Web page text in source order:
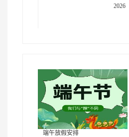
2026
端午放假安排